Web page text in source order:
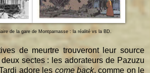
de la gare de Montparnasse : la réalité vs la BD.
de meurtre trouveront leur source
sectes : les adorateurs de Pazuzu
adore les come back, comme on le